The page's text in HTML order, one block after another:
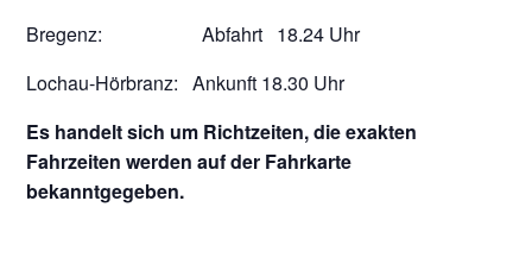
Bregenz: Abfahrt 18.24 Uhr
Lochau-Hörbranz: Ankunft 18.30 Uhr
Es handelt sich um Richtzeiten, die exakten
Fahrzeiten werden auf der Fahrkarte
bekanntgegeben.